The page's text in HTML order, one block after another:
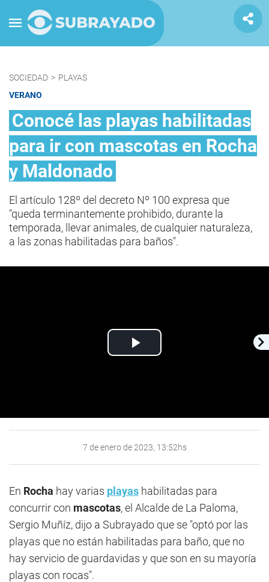
SOCIEDAD > PLAYAS
VERANO
Conocé las playas habilitadas
para ir con mascotas en Rocha
y Maldonado
El artículo 128º del decreto Nº 100 expresa que
"queda terminantemente prohibido, durante la
temporada, llevar animales, de cualquier naturaleza,
a las zonas habilitadas para baños".
Play
7 de enero de 2023, 13:52hs
En Rocha hay varias playas habilitadas para
concurrir con mascotas, el Alcalde de La Paloma,
Sergio Muñíz, dijo a Subrayado que se "optó por las
playas que no están habilitadas para baño, que no
hay servicio de guardavidas y que son en su mayoría
playas con rocas".